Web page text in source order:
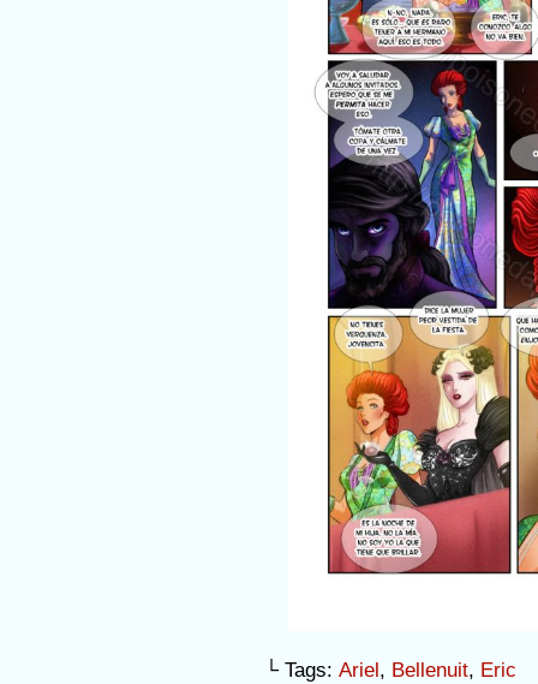
└ Tags: Ariel, Bellenuit, Eric